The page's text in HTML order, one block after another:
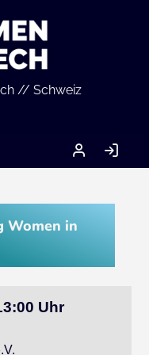
// Schweiz
MEIN
ACCOUNT
Women in
Uhr